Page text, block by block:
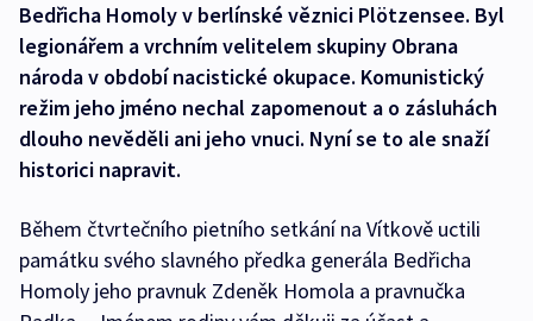
Bedřicha Homoly v berlínské věznici Plötzensee. Byl
legionářem a vrchním velitelem skupiny Obrana
národa v období nacistické okupace. Komunistický
režim jeho jméno nechal zapomenout a o zásluhách
dlouho nevěděli ani jeho vnuci. Nyní se to ale snaží
historici napravit.
Během čtvrtečního pietního setkání na Vítkově uctili
památku svého slavného předka generála Bedřicha
Homoly jeho pravnuk Zdeněk Homola a pravnučka